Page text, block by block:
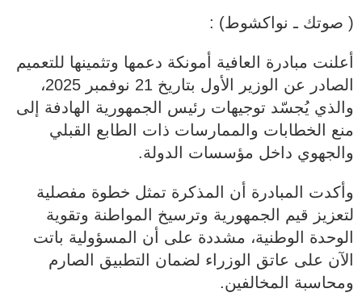
( صوتك ـ نواكشوط) :
أعلنت مبادرة العافية أمونكة دعمها وتثمينها للتعميم
الصادر عن الوزير الأول بتاريخ 21 نوفمبر 2025،
والذي يُجسّد توجيهات رئيس الجمهورية الهادفة إلى
منع الخطابات والممارسات ذات الطابع القبلي
والجهوي داخل مؤسسات الدولة.
وأكدت المبادرة أن المذكرة تمثل خطوة مفصلية
لتعزيز قيم الجمهورية وترسيخ المواطنة وتقوية
الوحدة الوطنية، مشددة على أن المسؤولية باتت
الآن على عاتق الوزراء لضمان التطبيق الصارم
ومحاسبة المخالفين.